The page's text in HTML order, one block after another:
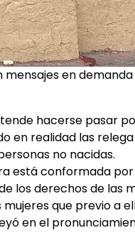
mensajes en
hacerse pasar
en realidad las
no nacidas.
está conformada
los derechos de las
que previo a
en el